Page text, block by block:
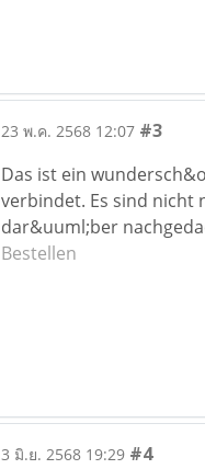
23 พ.ค. 2568 12:07 #3
Das ist ein
verbindet. Es sind nicht
dar&uuml;ber
Bestellen
3 มิ.ย. 2568 19:29 #4